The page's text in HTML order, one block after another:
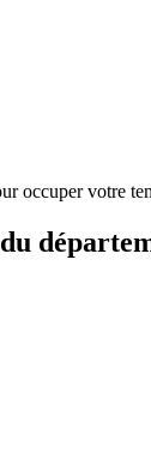
occuper votre